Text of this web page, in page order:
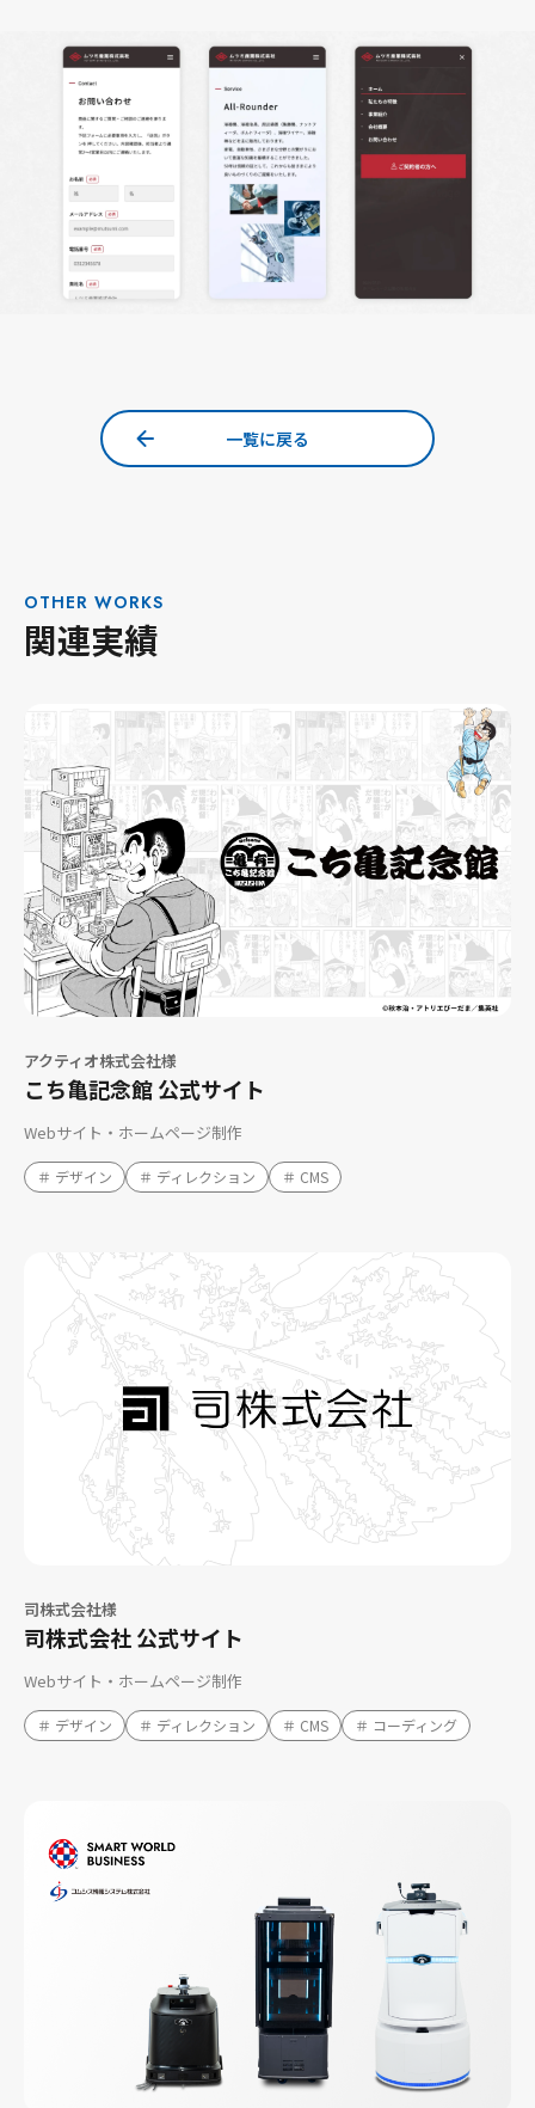
一覧に戻る
OTHER WORKS
関連実績
アクティオ株式会社様
こち亀記念館 公式サイト
Webサイト・ホームページ制作
＃ デザイン ＃ ディレクション ＃ CMS
司株式会社様
司株式会社 公式サイト
Webサイト・ホームページ制作
＃ デザイン ＃ ディレクション ＃ CMS ＃ コーディング